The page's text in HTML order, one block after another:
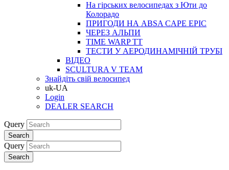
На гірських велосипедах з Юти до
Колорадо
ПРИГОДИ НА ABSA CAPE EPIC
ЧЕРЕЗ АЛЬПИ
TIME WARP TT
ТЕСТИ У АЕРОДИНАМІЧНІЙ ТРУБІ
ВІДЕО
SCULTURA V TEAM
Знайдіть свій велосипед
uk-UA
Login
DEALER SEARCH
Query
Search
Query
Search